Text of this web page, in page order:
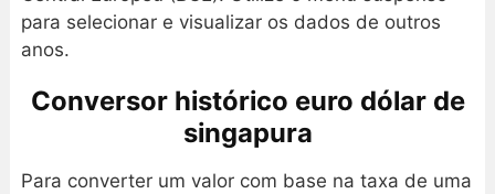
para selecionar e visualizar os dados de outros
anos.
Conversor histórico euro dólar de
singapura
Para converter um valor com base na taxa de uma